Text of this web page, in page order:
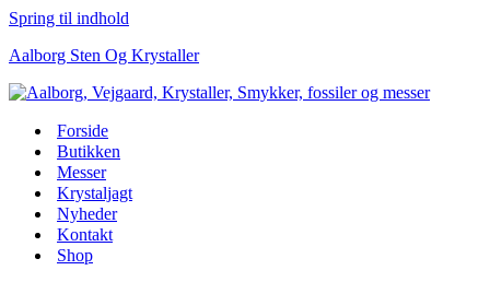
Spring til indhold
Aalborg Sten Og Krystaller
Forside
Butikken
Messer
Krystaljagt
Nyheder
Kontakt
Shop